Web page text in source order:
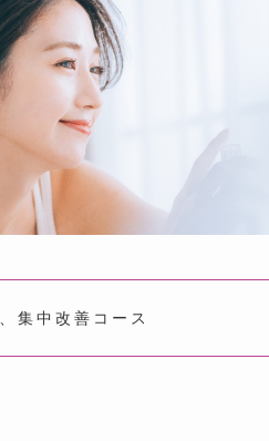
集中改善コース